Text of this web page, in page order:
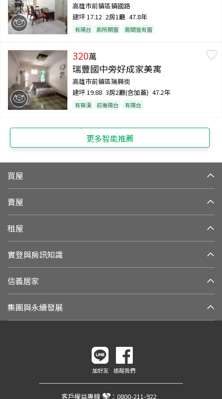
高雄市前鎮區鎮國路
建坪 17.12 2房1廳 47.8年
有陽台 廁所開窗 房間皆有窗
320萬
瑞豐國中旁好成家美寓
高雄市前鎮區瑞興街
建坪 19.88 3房2廳(含加蓋) 47.2年
有裝潢 前後陽台 有陽台
更多智能推薦
買屋
賣屋
租屋
實登與房訊知識
信義居家
集團與永續發展
加好友 追蹤我們
客戶權益專線 ： 0800-211-922